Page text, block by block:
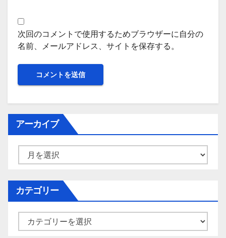
次回のコメントで使用するためブラウザーに自分の
名前、メールアドレス、サイトを保存する。
アーカイブ
ー
イ
カテゴリー
テ